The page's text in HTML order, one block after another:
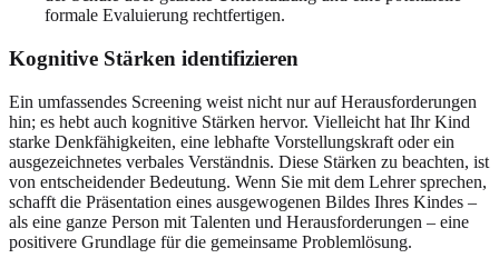
formale Evaluierung rechtfertigen.
Kognitive Stärken identifizieren
Ein umfassendes Screening weist nicht nur auf Herausforderungen
hin; es hebt auch kognitive Stärken hervor. Vielleicht hat Ihr Kind
starke Denkfähigkeiten, eine lebhafte Vorstellungskraft oder ein
ausgezeichnetes verbales Verständnis. Diese Stärken zu beachten, ist
von entscheidender Bedeutung. Wenn Sie mit dem Lehrer sprechen,
schafft die Präsentation eines ausgewogenen Bildes Ihres Kindes –
als eine ganze Person mit Talenten und Herausforderungen – eine
positivere Grundlage für die gemeinsame Problemlösung.